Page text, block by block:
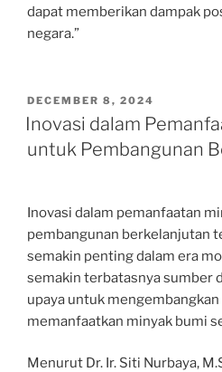
dapat memberikan dampak
negara.”
POSTED
ON
DECEMBER 8, 2024
Inovasi dalam
untuk Pembangunan
Inovasi dalam pemanfaatan
pembangunan berkelanjutan
semakin penting dalam era
semakin terbatasnya sumber
upaya untuk
memanfaatkan minyak bumi
Menurut Dr. Ir. Siti Nurbaya,